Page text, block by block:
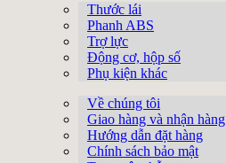
Thước lái
Phanh ABS
Trợ lực
Động cơ, hộp số
Phụ kiện khác
Về chúng tôi
Giao hàng và nhận hàng
Hướng dẫn đặt hàng
Chính sách bảo mật